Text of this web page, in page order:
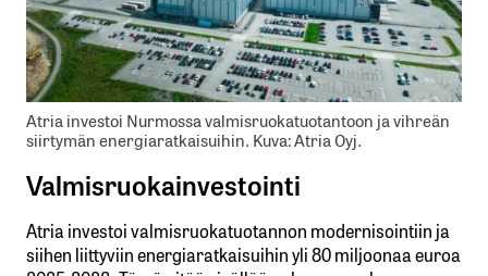
Atria investoi Nurmossa valmisruokatuotantoon ja vihreän
siirtymän energiaratkaisuihin. Kuva: Atria Oyj.
Valmisruokainvestointi
Atria investoi valmisruokatuotannon modernisointiin ja
siihen liittyviin energiaratkaisuihin yli 80 miljoonaa euroa